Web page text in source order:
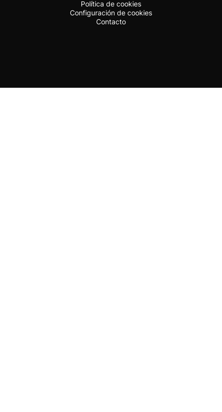
Política de cookies
Configuración de cookies
Contacto